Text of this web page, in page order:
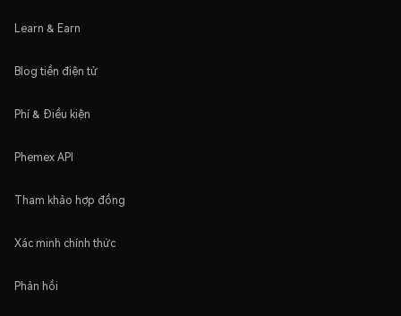
Learn & Earn
Blog tiền điện tử
Phí & Điều kiện
Phemex API
Tham khảo hợp đồng
Xác minh chính thức
Phản hồi